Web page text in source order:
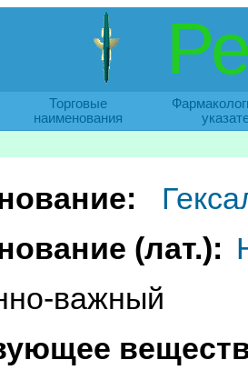
Торговые
наименования
(лат.):
важный